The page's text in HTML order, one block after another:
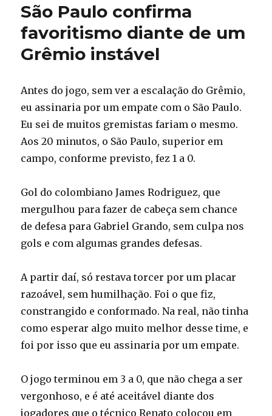
São Paulo confirma
favoritismo diante de um
Grêmio instável
Antes do jogo, sem ver a escalação do Grêmio,
eu assinaria por um empate com o São Paulo.
Eu sei de muitos gremistas fariam o mesmo.
Aos 20 minutos, o São Paulo, superior em
campo, conforme previsto, fez 1 a 0.
Gol do colombiano James Rodriguez, que
mergulhou para fazer de cabeça sem chance
de defesa para Gabriel Grando, sem culpa nos
gols e com algumas grandes defesas.
A partir daí, só restava torcer por um placar
razoável, sem humilhação. Foi o que fiz,
constrangido e conformado. Na real, não tinha
como esperar algo muito melhor desse time, e
foi por isso que eu assinaria por um empate.
O jogo terminou em 3 a 0, que não chega a ser
vergonhoso, e é até aceitável diante dos
jogadores que o técnico Renato colocou em